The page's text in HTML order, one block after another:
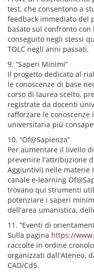
test, che consentono a
feedback immediato del
basato sul confronto
conseguito negli stessi
TOLC negli anni passati.
9. “Saperi Minimi”
Il progetto dedicato al
le conoscenze di base
corso di laurea scelto,
registrate da docenti
rafforzare le
universitaria più
10. “Of@Sapienza”
Per aumentare il livello
prevenire l'attribuzione
Aggiuntivi) nelle materie
canale e-learning
trovano qui strumenti
potenziare i saperi
dell'area umanistica,
11. “Eventi di
Sulla pagina https://
raccolte in ordine
organizzati dall'Ateneo,
CAD/CdS.